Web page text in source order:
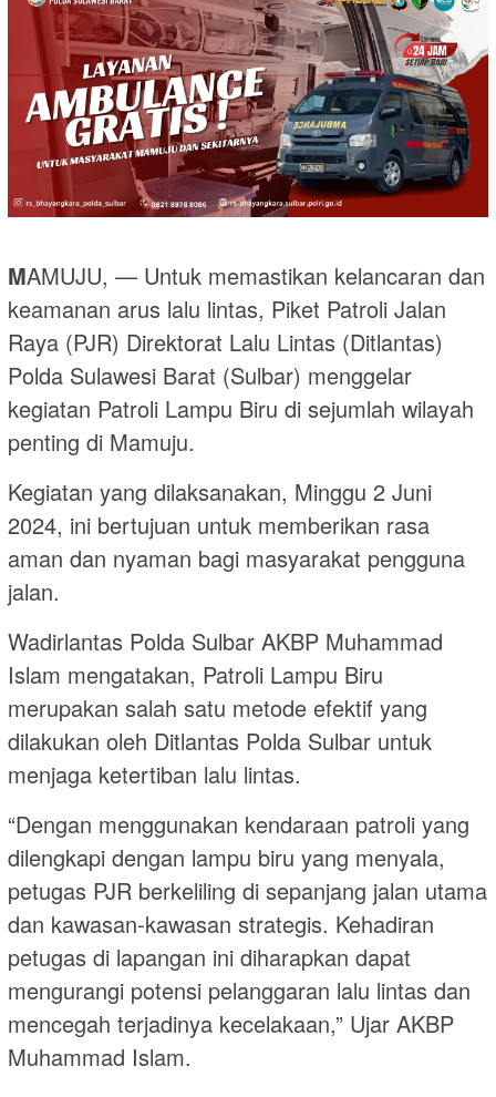
MAMUJU, — Untuk memastikan kelancaran dan
keamanan arus lalu lintas, Piket Patroli Jalan
Raya (PJR) Direktorat Lalu Lintas (Ditlantas)
Polda Sulawesi Barat (Sulbar) menggelar
kegiatan Patroli Lampu Biru di sejumlah wilayah
penting di Mamuju.
Kegiatan yang dilaksanakan, Minggu 2 Juni
2024, ini bertujuan untuk memberikan rasa
aman dan nyaman bagi masyarakat pengguna
jalan.
Wadirlantas Polda Sulbar AKBP Muhammad
Islam mengatakan, Patroli Lampu Biru
merupakan salah satu metode efektif yang
dilakukan oleh Ditlantas Polda Sulbar untuk
menjaga ketertiban lalu lintas.
“Dengan menggunakan kendaraan patroli yang
dilengkapi dengan lampu biru yang menyala,
petugas PJR berkeliling di sepanjang jalan utama
dan kawasan-kawasan strategis. Kehadiran
petugas di lapangan ini diharapkan dapat
mengurangi potensi pelanggaran lalu lintas dan
mencegah terjadinya kecelakaan,” Ujar AKBP
Muhammad Islam.